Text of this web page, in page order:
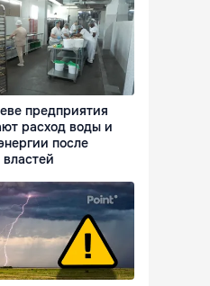
предприятия
расход воды и
после